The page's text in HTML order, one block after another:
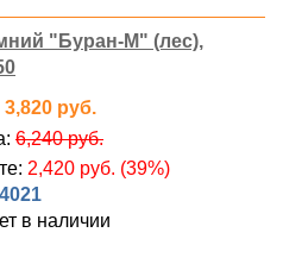
"Буран-М" (лес),
3,820 руб.
6,240 руб.
2,420 руб. (39%)
в наличии